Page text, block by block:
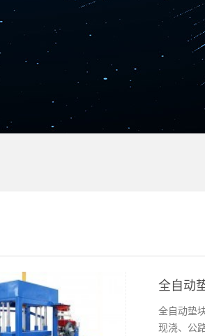
全自动
全自动垫
现浇、公